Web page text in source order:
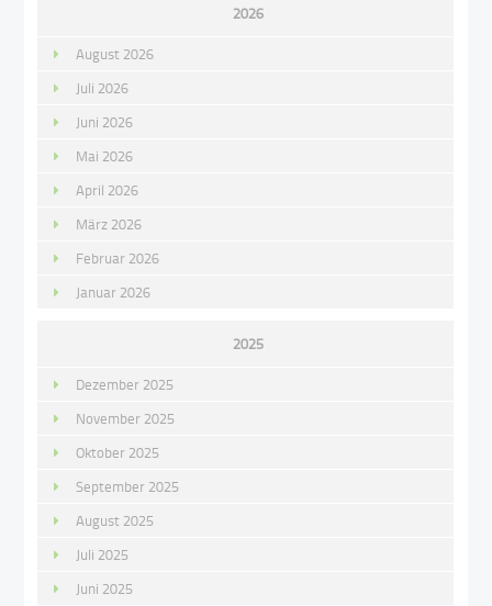
2026
August 2026
Juli 2026
Juni 2026
Mai 2026
April 2026
März 2026
Februar 2026
Januar 2026
2025
Dezember 2025
November 2025
Oktober 2025
September 2025
August 2025
Juli 2025
Juni 2025